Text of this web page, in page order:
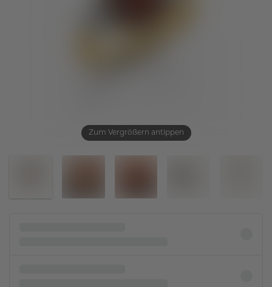
Zum Vergrößern antippen